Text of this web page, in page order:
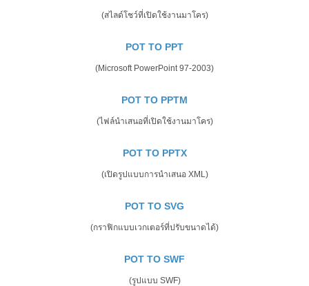
(สไลด์โชว์ที่เปิดใช้งานมาโคร)
POT TO PPT
(Microsoft PowerPoint 97-2003)
POT TO PPTM
(ไฟล์นำเสนอที่เปิดใช้งานมาโคร)
POT TO PPTX
(เปิดรูปแบบการนำเสนอ XML)
POT TO SVG
(กราฟิกแบบเวกเตอร์ที่ปรับขนาดได้)
POT TO SWF
(รูปแบบ SWF)